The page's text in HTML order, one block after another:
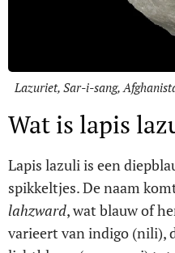
Lazuriet, Sar-i-sang,
Wat is lapis
Lapis lazuli is een
spikkeltjes. De naam
lahzward, wat blauw of
varieert van indigo (nili),